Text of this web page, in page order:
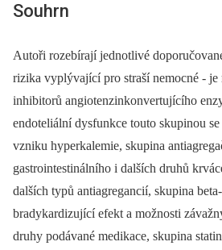
Souhrn
Autoři rozebírají jednotlivé
rizika vyplývající pro straší nemocné -⁠ je
inhibitorů angiotenzinkonvertujícího
endoteliální dysfunkce touto skupinou
vzniku hyperkalemie, skupina
gastrointestinálního i dalších druhů
dalších typů antiagregancií, skupina
bradykardizující efekt a možnosti
druhy podávané medikace, skupina